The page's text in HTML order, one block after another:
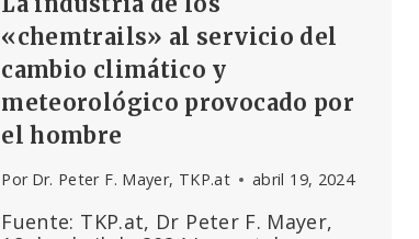
«chemtrails» al servicio del
cambio climático y
meteorológico provocado por
el hombre
Por Dr. Peter F. Mayer, TKP.at abril 19, 2024
Fuente: TKP.at, Dr Peter F. Mayer,